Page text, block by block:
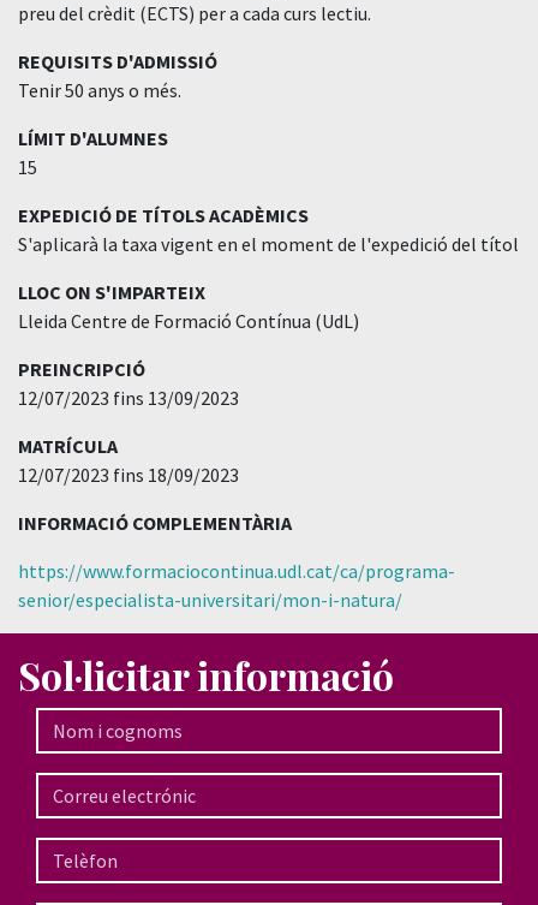
preu del crèdit (ECTS) per a cada curs lectiu.
REQUISITS D'ADMISSIÓ
Tenir 50 anys o més.
LÍMIT D'ALUMNES
15
EXPEDICIÓ DE TÍTOLS ACADÈMICS
S'aplicarà la taxa vigent en el moment de l'expedició del títol
LLOC ON S'IMPARTEIX
Lleida Centre de Formació Contínua (UdL)
PREINCRIPCIÓ
12/07/2023 fins 13/09/2023
MATRÍCULA
12/07/2023 fins 18/09/2023
INFORMACIÓ COMPLEMENTÀRIA
https://www.formaciocontinua.udl.cat/ca/programa-
senior/especialista-universitari/mon-i-natura/
Sol·licitar informació